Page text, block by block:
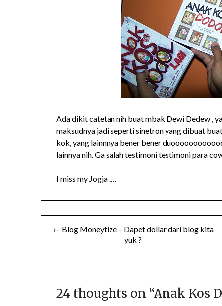
Ada dikit catetan nih buat mbak Dewi Dedew ,
maksudnya jadi seperti sinetron yang dibuat
kok, yang lainnnya bener bener
lainnya nih. Ga salah testimoni testimoni para
I miss my Jogja ….
Post
← Blog Moneytize – Dapet dollar dari blog kita
yuk ?
24 thoughts on “Anak Kos